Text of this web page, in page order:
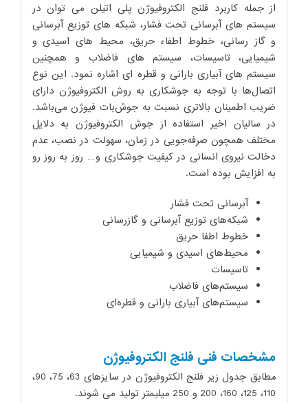
از ﺟﻤﻠﻪ ﮐﺎرﺑﺮد فلنج اﻟﮑﺘﺮوﻓﯿﻮژن ﭘﻠﯽ اﺗﯿﻠﻦ ﻣﯽ ﺗﻮان در
ﺳﯿﺴﺘﻢ ﻫﺎی آﺑﺮﺳﺎﻧﯽ ﺗﺤﺖ ﻓﺸﺎر، ﺷﺒﮑﻪ ﻫﺎی ﺗﻮزﯾﻊ آﺑﺮﺳﺎﻧﯽ
و گاز رسانی، ﺧﻄﻮط اﻃﻔﺎء ﺣﺮﯾﻖ، ﻣﺤﯿﻂ ﻫﺎی اﺳﯿﺪی و
ﺷﯿﻤﯿﺎﯾﯽ، ﺗﺎﺳﯿﺴﺎت، ﺳﯿﺴﺘﻢ ﻫﺎی ﻓﺎﺿﻼب و ﻫﻤﭽﻨﯿﻦ
ﺳﯿﺴﺘﻢ ﻫﺎی آﺑﯿﺎری ﺑﺎراﻧﯽ و ﻗﻄﺮه ای اﺷﺎره ﻧﻤﻮد. اﯾﻦ ﻧﻮع
اﺗﺼﺎلﻫﺎ ﺑﺎ ﺗﻮﺟﻪ ﺑﻪ ﺟﻮﺷﮑﺎری ﺑﻪ روش اﻟﮑﺘﺮوﻓﯿﻮژن دارای
ﺿﺮﯾﺐ اﻃﻤﯿﻨﺎن ﺑﺎﻻﺗﺮی ﻧﺴﺒﺖ ﺑﻪ ﺟﻮشﺑﺎت ﻓﯿﻮژن ﻣﯽﺑﺎﺷﺪ.
در ﺳﺎﻟﯿﺎن اﺧﯿﺮ اﺳﺘﻔﺎده از ﺟﻮش اﻟﮑﺘﺮوﻓﯿﻮژن ﺑﻪ دﻻﯾﻞ
ﻣﺨﺘﻠﻒ ﻫﻤﭽﻮن ﺻﺮﻓﻪﺟﻮﯾﯽ در زﻣﺎن، ﺳﻬﻮﻟﺖ در ﻧﺼﺐ، ﻋﺪم
دﺧﺎﻟﺖ ﻧﯿﺮوی اﻧﺴﺎﻧﯽ در ﮐﯿﻔﯿﺖ ﺟﻮﺷﮑﺎری و… روز ﺑﻪ روز رو
ﺑﻪ اﻓﺰاﯾﺶ ﺑﻮده اﺳﺖ.
آﺑﺮﺳﺎﻧﯽ ﺗﺤﺖ ﻓﺸﺎر
ﺷﺒﮑﻪ‌ﻫﺎی ﺗﻮزﯾﻊ آﺑﺮﺳﺎﻧﯽ و گازرسانی
ﺧﻄﻮط اﻃﻔﺎ ﺣﺮﯾﻖ
ﻣﺤﯿﻂ‌ﻫﺎی اﺳﯿﺪی و ﺷﯿﻤﯿﺎﯾﯽ
ﺗﺎﺳﯿﺴﺎت
ﺳﯿﺴﺘﻢ‌ﻫﺎی ﻓﺎﺿﻼب
ﺳﯿﺴﺘﻢ‌ﻫﺎی آﺑﯿﺎری ﺑﺎراﻧﯽ و ﻗﻄﺮه‌ای
مشخصات فنی فلنج الکتروفیوژن
مطابق جدول زیر فلنج الکتروفیوژن در سایزهای 63، 75، 90،
110، 125، 160، 200 و 250 میلیمتر تولید می شوند.